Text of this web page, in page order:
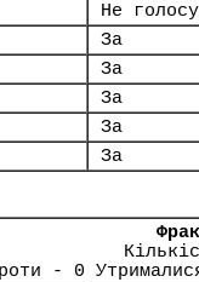
Не
За
За
За
За
За
- 0